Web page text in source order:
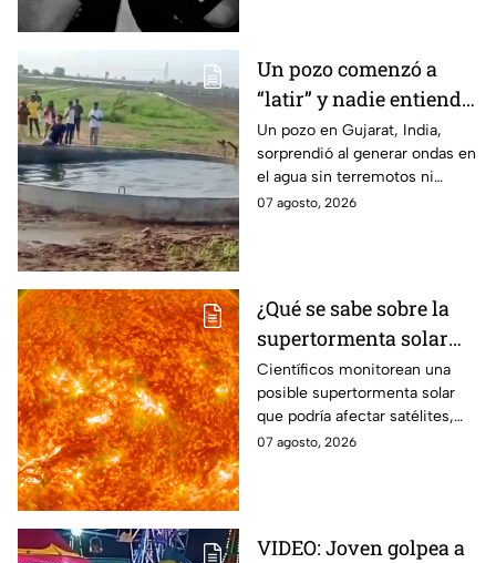
Un pozo comenzó a
“latir” y nadie entiende
por qué; su agua
comenzó a moverse sin
explicación aparente |
VIDEO
Un pozo en Gujarat, India,
sorprendió al generar ondas en
el agua sin terremotos ni
lluvias intensas. Expertos
07 agosto, 2026
¿Qué se sabe sobre la
supertormenta solar
que podría provocar un
apagón global?
Científicos monitorean una
posible supertormenta solar
que podría afectar satélites,
GPS, comunicaciones y redes
07 agosto, 2026
VIDEO: Joven golpea a